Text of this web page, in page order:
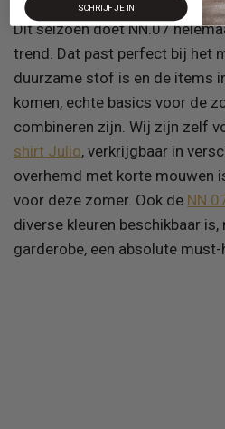
Dit seizoen doet NN.07
trend. Dat past perfect bij het
duurzame stof is en de items
komen, echte basics voor de
combineren zijn. Wij zijn zelf
shirt Julio, verkrijgbaar in
overhemd met korte mouwen
voor deze zomer. Ook de
diverse kleuren beschikbaar
garderobe, een absolute must-
SCHRIJF JE IN